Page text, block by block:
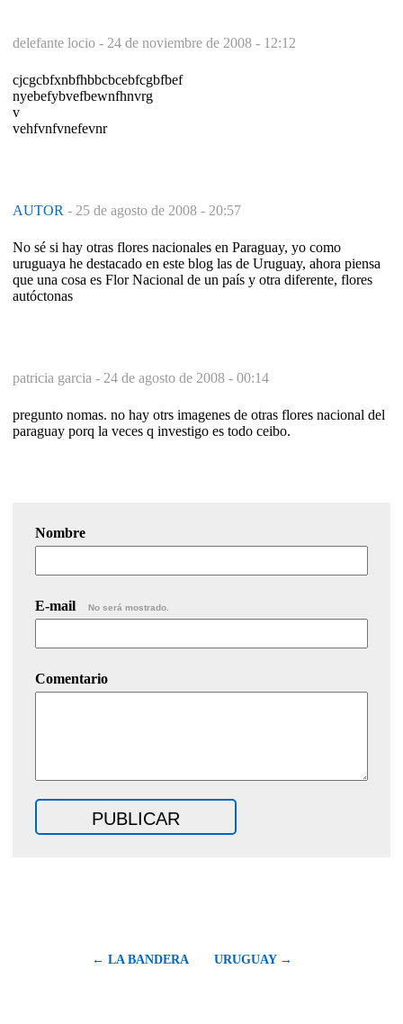
delefante locio - 24 de noviembre de 2008 - 12:12
cjcgcbfxnbfhbbcbcebfcgbfbef
nyebefybvefbewnfhnvrg
v
vehfvnfvnefevnr
AUTOR - 25 de agosto de 2008 - 20:57
No sé si hay otras flores nacionales en Paraguay, yo como
uruguaya he destacado en este blog las de Uruguay, ahora piensa
que una cosa es Flor Nacional de un país y otra diferente, flores
autóctonas
patricia garcia - 24 de agosto de 2008 - 00:14
pregunto nomas. no hay otrs imagenes de otras flores nacional del
paraguay porq la veces q investigo es todo ceibo.
Nombre
E-mail No será mostrado.
Comentario
← LA BANDERA URUGUAY →